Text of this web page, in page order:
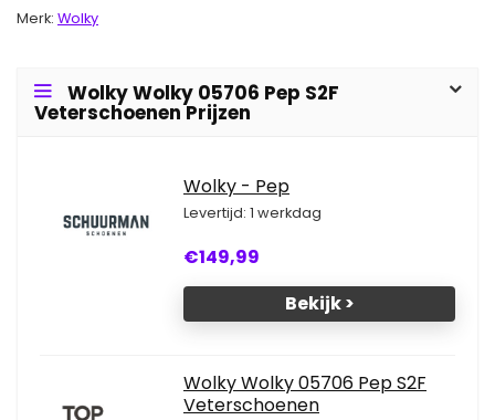
Merk: Wolky
Wolky Wolky 05706 Pep S2F
Veterschoenen Prijzen
Wolky - Pep
Levertijd: 1 werkdag
€149,99
Bekijk >
Wolky Wolky 05706 Pep S2F
Veterschoenen